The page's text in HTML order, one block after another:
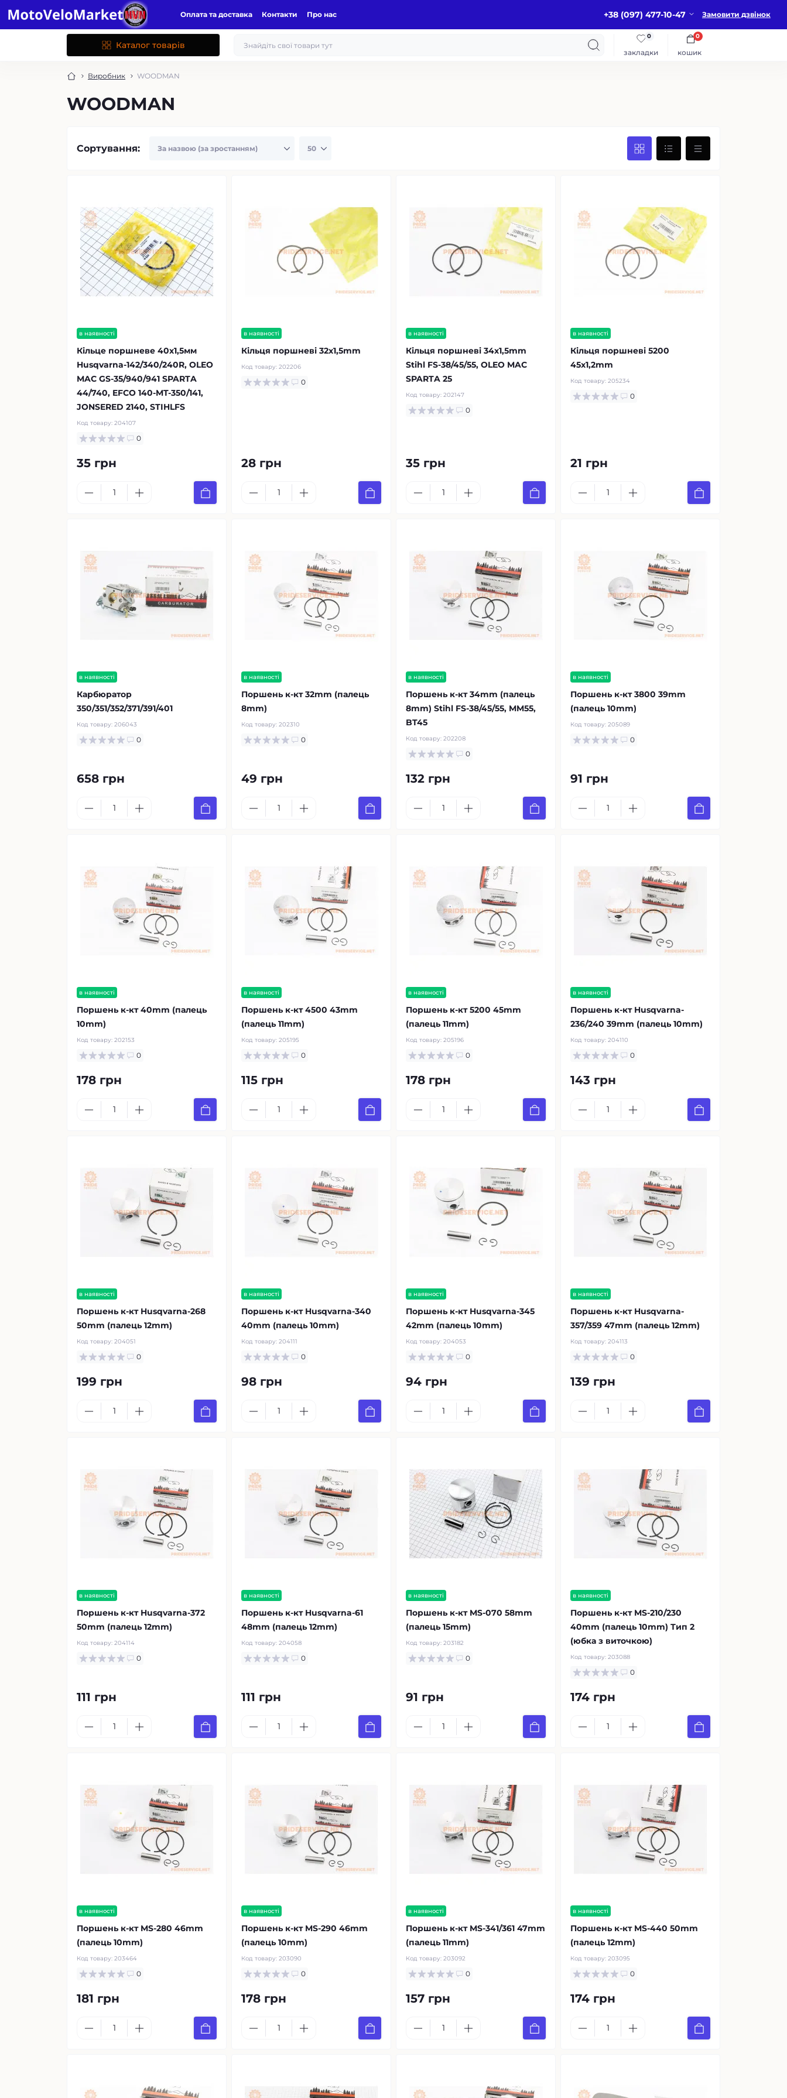
Оплата та доставка Контакти Про нас +38 (097) 477-10-47 Замовити дзвінок
Каталог товарів
закладки
0
кошик
0
Виробник WOODMAN
WOODMAN
Сортування:
в наявності
Кільце поршневе 40х1,5мм
Husqvarna-142/340/240R, OLEO
MAC GS-35/940/941 SPARTA
44/740, EFCO 140-MT-350/141,
JONSERED 2140, STIHLFS
Код товару: 204107
0
35 грн
в наявності
Кільця поршневі 32x1,5mm
Код товару: 202206
0
28 грн
в наявності
Кільця поршневі 34х1,5mm
Stihl FS-38/45/55, OLEO MAC
SPARTA 25
Код товару: 202147
0
35 грн
в наявності
Кільця поршневі 5200
45х1,2mm
Код товару: 205234
0
21 грн
в наявності
Карбюратор
350/351/352/371/391/401
Код товару: 206043
0
658 грн
в наявності
Поршень к-кт 32mm (палець
8mm)
Код товару: 202310
0
49 грн
в наявності
Поршень к-кт 34mm (палець
8mm) Stihl FS-38/45/55, MM55,
BT45
Код товару: 202208
0
132 грн
в наявності
Поршень к-кт 3800 39mm
(палець 10mm)
Код товару: 205089
0
91 грн
в наявності
Поршень к-кт 40mm (палець
10mm)
Код товару: 202153
0
178 грн
в наявності
Поршень к-кт 4500 43mm
(палець 11mm)
Код товару: 205195
0
115 грн
в наявності
Поршень к-кт 5200 45mm
(палець 11mm)
Код товару: 205196
0
178 грн
в наявності
Поршень к-кт Husqvarna-
236/240 39mm (палець 10mm)
Код товару: 204110
0
143 грн
в наявності
Поршень к-кт Husqvarna-268
50mm (палець 12mm)
Код товару: 204051
0
199 грн
в наявності
Поршень к-кт Husqvarna-340
40mm (палець 10mm)
Код товару: 204111
0
98 грн
в наявності
Поршень к-кт Husqvarna-345
42mm (палець 10mm)
Код товару: 204053
0
94 грн
в наявності
Поршень к-кт Husqvarna-
357/359 47mm (палець 12mm)
Код товару: 204113
0
139 грн
в наявності
Поршень к-кт Husqvarna-372
50mm (палець 12mm)
Код товару: 204114
0
111 грн
в наявності
Поршень к-кт Husqvarna-61
48mm (палець 12mm)
Код товару: 204058
0
111 грн
в наявності
Поршень к-кт MS-070 58mm
(палець 15mm)
Код товару: 203182
0
91 грн
в наявності
Поршень к-кт MS-210/230
40mm (палець 10mm) Тип 2
(юбка з виточкою)
Код товару: 203088
0
174 грн
в наявності
Поршень к-кт MS-280 46mm
(палець 10mm)
Код товару: 203464
0
181 грн
в наявності
Поршень к-кт MS-290 46mm
(палець 10mm)
Код товару: 203090
0
178 грн
в наявності
Поршень к-кт MS-341/361 47mm
(палець 11mm)
Код товару: 203092
0
157 грн
в наявності
Поршень к-кт MS-440 50mm
(палець 12mm)
Код товару: 203095
0
174 грн